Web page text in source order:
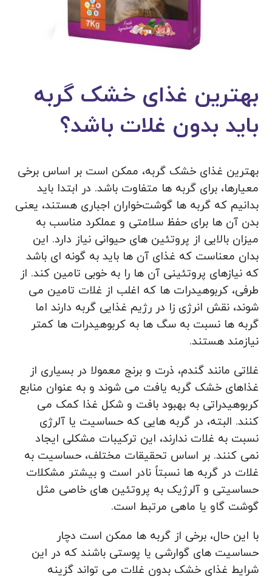
بهترین غذای خشک گربه
باید بدون غلات باشد؟
بهترین غذای خشک گربه، ممکن است بر اساس برخی
معیارها، برای گربه ها متفاوت باشد. در ابتدا باید
بدانیم که گربه‌ ها گوشت‌خواران اجباری هستند، یعنی
بدن آن‌ ها برای حفظ سلامتی و عملکرد مناسب به
میزان بالایی از پروتئین‌ های حیوانی نیاز دارد. این
بدان معناست که غذای آن‌ ها باید به گونه‌ ای باشد
که نیازهای پروتئینی‌ آن ها را به خوبی تامین کند. از
طرفی، کربوهیدرات‌ ها که اغلب از غلات تامین می‌
شوند، نقش انرژی‌ زا در رژیم غذایی گربه دارند اما
گربه‌ ها نسبت به سگ‌ ها به کربوهیدرات‌ ها کمتر
نیازمند هستند.
غلاتی مانند گندم، ذرت و برنج معمولا در بسیاری از
غذاهای خشک گربه یافت می‌ شوند و به عنوان منابع
کربوهیدراتی به بهبود بافت و شکل غذا کمک می‌
کنند. البته، در گربه‌ هایی که حساسیت یا آلرژی
نسبت به غلات ندارند، این ترکیبات مشکلی ایجاد
نمی‌ کنند. بر اساس تحقیقات مختلف، حساسیت به
غلات در گربه‌ ها نسبتاً نادر است و بیشتر مشکلات
حساسیتی و آلرژیک به پروتئین‌ های خاصی مثل
گوشت گاو یا ماهی مرتبط است.
با این حال، برخی از گربه‌ ها ممکن است دچار
حساسیت‌ های گوارشی یا پوستی باشند که در این
شرایط غذای خشک بدون غلات می‌ تواند گزینه